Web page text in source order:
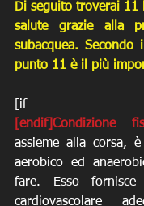
Di seguito troverai 11
salute grazie alla
subacquea. Secondo
punto 11 è il più
[if
[endif]Condizione
assieme alla corsa,
aerobico ed
fare. Esso fornisce
cardiovascolare